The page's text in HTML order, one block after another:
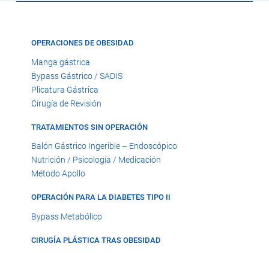
OPERACIONES DE OBESIDAD
Manga gástrica
Bypass Gástrico / SADIS
Plicatura Gástrica
Cirugía de Revisión
TRATAMIENTOS SIN OPERACIÓN
Balón Gástrico Ingerible – Endoscópico
Nutrición / Psicología / Medicación
Método Apollo
OPERACIÓN PARA LA DIABETES TIPO II
Bypass Metabólico
CIRUGÍA PLÁSTICA TRAS OBESIDAD